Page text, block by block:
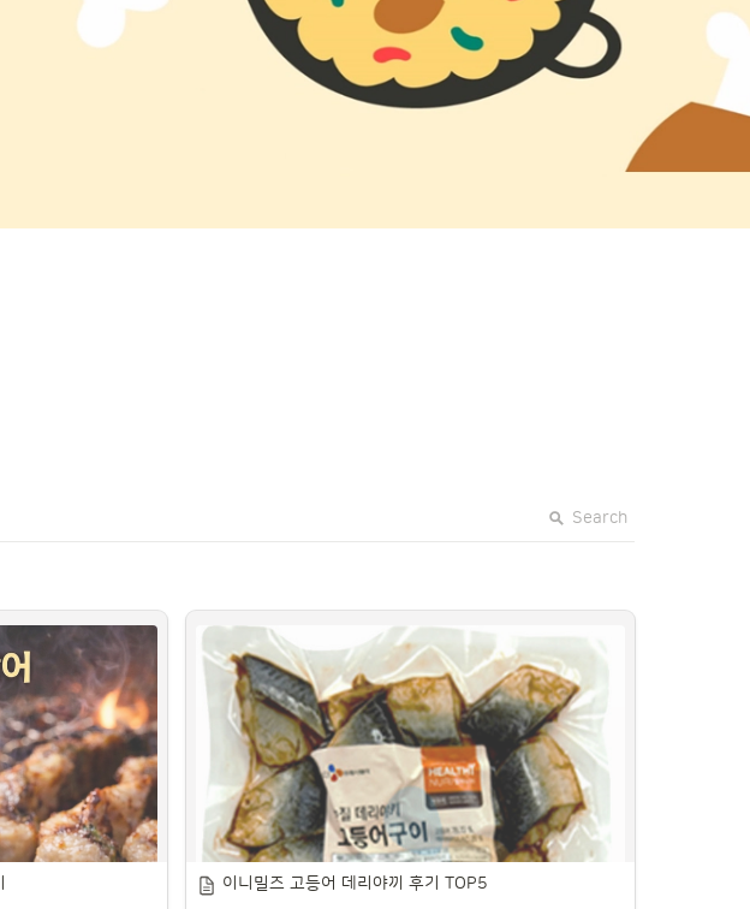
Search
이니밀즈 고등어 데리야끼 후기 TOP5